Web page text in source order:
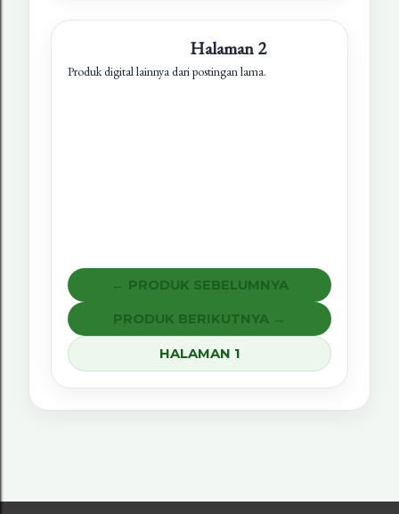
Halaman 2
Produk digital lainnya dari postingan lama.
← PRODUK SEBELUMNYA
PRODUK BERIKUTNYA →
HALAMAN 1